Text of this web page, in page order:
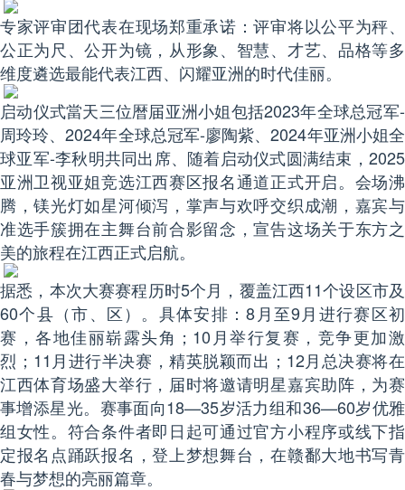
专家评审团代表在现场郑重承诺：评审将以公平为秤、
公正为尺、公开为镜，从形象、智慧、才艺、品格等多
维度遴选最能代表江西、闪耀亚洲的时代佳丽。
启动仪式當天三位暦届亚洲小姐包括2023年全球总冠军-
周玲玲、2024年全球总冠军-廖陶紫、2024年亚洲小姐全
球亚军-李秋明共同出席、随着启动仪式圆满结束，2025
亚洲卫视亚姐竞选江西赛区报名通道正式开启。会场沸
腾，镁光灯如星河倾泻，掌声与欢呼交织成潮，嘉宾与
准选手簇拥在主舞台前合影留念，宣告这场关于东方之
美的旅程在江西正式启航。
据悉，本次大赛赛程历时5个月，覆盖江西11个设区市及
60个县（市、区）。具体安排：8月至9月进行赛区初
赛，各地佳丽崭露头角；10月举行复赛，竞争更加激
烈；11月进行半决赛，精英脱颖而出；12月总决赛将在
江西体育场盛大举行，届时将邀请明星嘉宾助阵，为赛
事增添星光。赛事面向18—35岁活力组和36—60岁优雅
组女性。符合条件者即日起可通过官方小程序或线下指
定报名点踊跃报名，登上梦想舞台，在赣鄱大地书写青
春与梦想的亮丽篇章。